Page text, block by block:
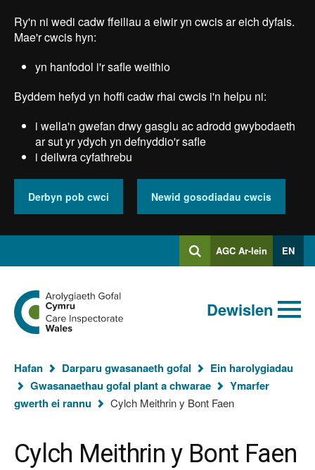
main
Ry'n ni wedi cadw ffeiliau a elwir yn cwcis ar eich dyfais.
Mae'r cwcis hyn:
yn hanfodol i'r safle weithio
Byddem hefyd yn hoffi cadw rhai cwcis i'n helpu ni:
i wella'n gwefan drwy gasglu ac adrodd gwybodaeth
ar sut yr ydych yn defnyddio'r safle
i deilwra cyfathrebu
Derbyn pob cwci Newid gosodiadau cwcis
ChwilioMewngofnodi
i
AGC Ar-lein EN
Chwiliad
allweddeiriau
cyflawn
Chwilio
Ewch
i
hafan
Arolygiaeth
Cymru
Dewislen
Rydych
chi
yma:
Hafan Darparu gwasanaeth gofal
Ein harolygiadau
Gwasanaethau gofal plant a chwarae
Ymarfer
gwerth ei rannu
Cylch Meithrin y Bont Faen
Cylch Meithrin y Bont Faen